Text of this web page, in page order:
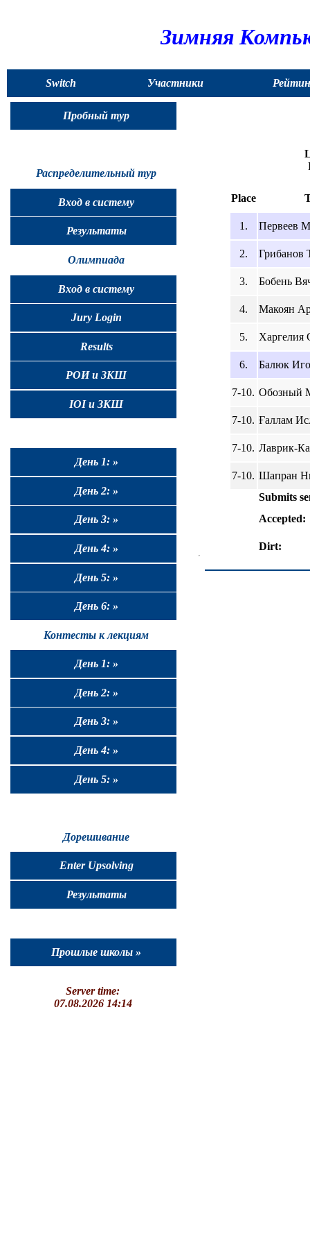
Зимняя
Switch
to
English
Участники
Пробный тур
Распределительный тур
Вход в систему
Результаты
Олимпиада
Вход в систему
Jury Login
Results
РОИ и ЗКШ
IOI и ЗКШ
День 1: »
День 2: »
День 3: »
День 4: »
День 5: »
День 6: »
Контесты к лекциям
День 1: »
День 2: »
День 3: »
День 4: »
День 5: »
Дорешивание
Enter Upsolving
Результаты
Прошлые школы »
Server time:
07.08.2026 14:14
Place
1. Первеев
2. Грибанов
3. Бобень
4. Макоян
5. Харгелия
6. Балюк
7-10. Обозный
7-10. Ғаллам
7-10. Лаврик-
7-10. Шапран
Submits
Accepted:
Dirt: